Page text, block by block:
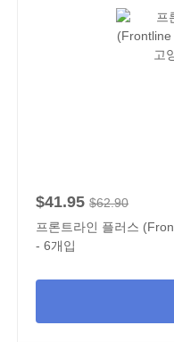
$41.95 $62.90
프론트라인 플러스
- 6개입